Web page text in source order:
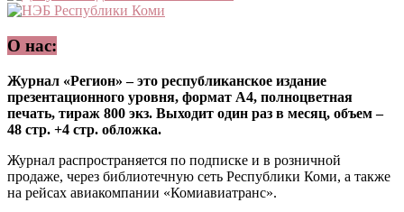
О нас:
Журнал «Регион» – это республиканское издание
презентационного уровня, формат А4, полноцветная
печать, тираж 800 экз. Выходит один раз в месяц, объем –
48 стр. +4 стр. обложка.
Журнал распространяется по подписке и в розничной
продаже, через библиотечную сеть Республики Коми, а также
на рейсах авиакомпании «Комиавиатранс».